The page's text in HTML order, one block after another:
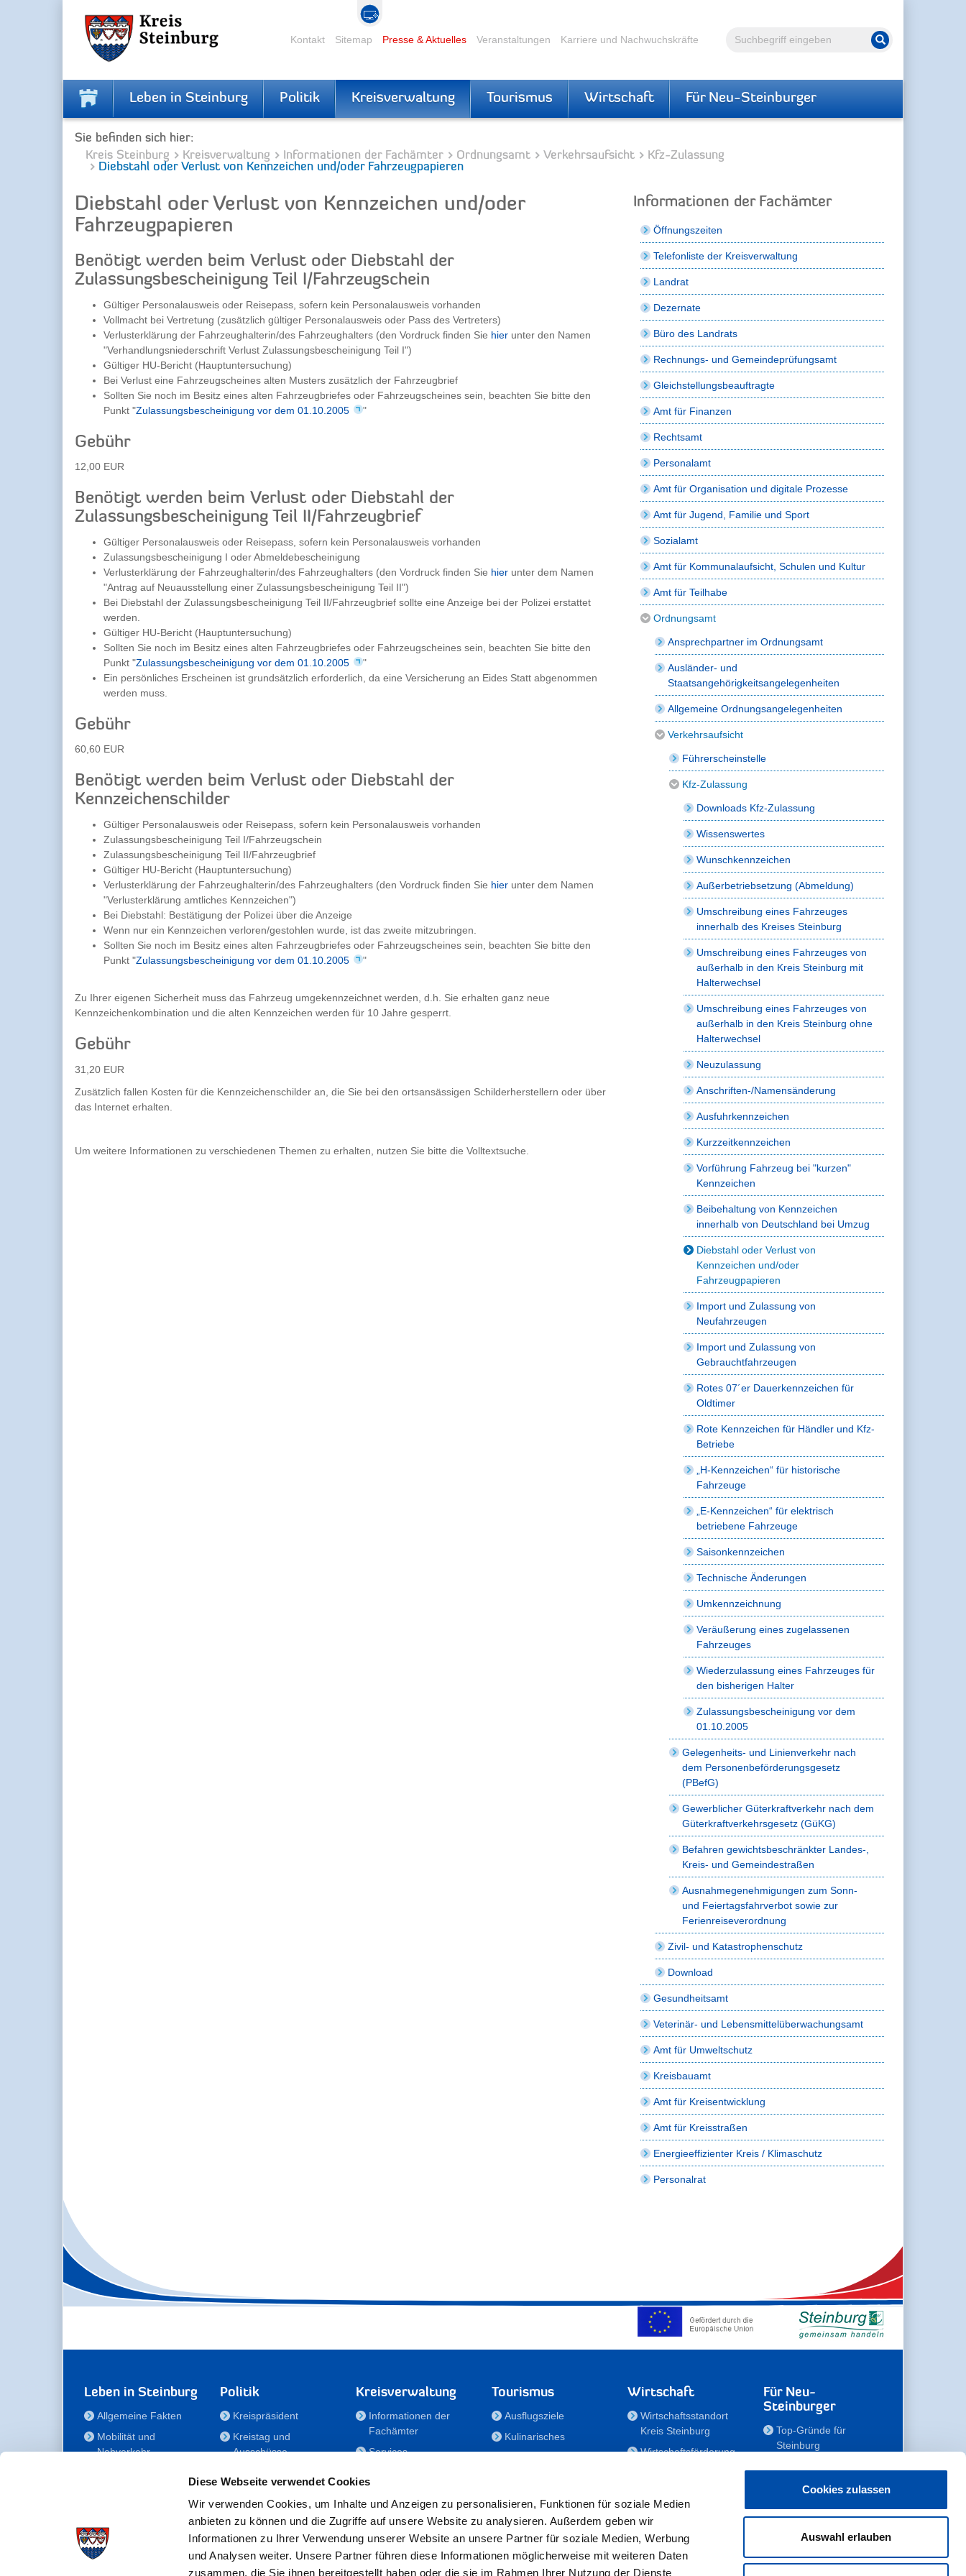
Diese Webseite verwendet Cookies
Wir verwenden Cookies, um Inhalte und Anzeigen zu personalisieren, Funktionen für soziale Medien
anbieten zu können und die Zugriffe auf unsere Website zu analysieren. Außerdem geben wir
Informationen zu Ihrer Verwendung unserer Website an unsere Partner für soziale Medien, Werbung
und Analysen weiter. Unsere Partner führen diese Informationen möglicherweise mit weiteren Daten
zusammen, die Sie ihnen bereitgestellt haben oder die sie im Rahmen Ihrer Nutzung der Dienste
Cookies zulassen
Auswahl erlauben
Volltextsuche Suche starten
Kontakt Sitemap Presse & Aktuelles Veranstaltungen Karriere und Nachwuchskräfte
Leben in Steinburg Politik Kreisverwaltung Tourismus Wirtschaft Für Neu-Steinburger
Sie befinden sich hier:
Kreis Steinburg
Kreisverwaltung Informationen der Fachämter Ordnungsamt Verkehrsaufsicht
Kfz-Zulassung
Diebstahl oder Verlust von Kennzeichen und/oder Fahrzeugpapieren
Diebstahl oder Verlust von Kennzeichen und/oder
Fahrzeugpapieren
Benötigt werden beim Verlust oder Diebstahl der
Zulassungsbescheinigung Teil I/Fahrzeugschein
Gültiger Personalausweis oder Reisepass, sofern kein Personalausweis vorhanden
Vollmacht bei Vertretung (zusätzlich gültiger Personalausweis oder Pass des Vertreters)
Verlusterklärung der Fahrzeughalterin/des Fahrzeughalters (den Vordruck finden Sie hier unter den Namen
"Verhandlungsniederschrift Verlust Zulassungsbescheinigung Teil I")
Gültiger HU-Bericht (Hauptuntersuchung)
Bei Verlust eine Fahrzeugscheines alten Musters zusätzlich der Fahrzeugbrief
Sollten Sie noch im Besitz eines alten Fahrzeugbriefes oder Fahrzeugscheines sein, beachten Sie bitte den
Punkt "Zulassungsbescheinigung vor dem 01.10.2005 "
Gebühr
12,00 EUR
Benötigt werden beim Verlust oder Diebstahl der
Zulassungsbescheinigung Teil II/Fahrzeugbrief
Gültiger Personalausweis oder Reisepass, sofern kein Personalausweis vorhanden
Zulassungsbescheinigung I oder Abmeldebescheinigung
Verlusterklärung der Fahrzeughalterin/des Fahrzeughalters (den Vordruck finden Sie hier unter dem Namen
"Antrag auf Neuausstellung einer Zulassungsbescheinigung Teil II")
Bei Diebstahl der Zulassungsbescheinigung Teil II/Fahrzeugbrief sollte eine Anzeige bei der Polizei erstattet
werden.
Gültiger HU-Bericht (Hauptuntersuchung)
Sollten Sie noch im Besitz eines alten Fahrzeugbriefes oder Fahrzeugscheines sein, beachten Sie bitte den
Punkt "Zulassungsbescheinigung vor dem 01.10.2005
"
Ein persönliches Erscheinen ist grundsätzlich erforderlich, da eine Versicherung an Eides Statt abgenommen
werden muss.
Gebühr
60,60 EUR
Benötigt werden beim Verlust oder Diebstahl der
Kennzeichenschilder
Gültiger Personalausweis oder Reisepass, sofern kein Personalausweis vorhanden
Zulassungsbescheinigung Teil I/Fahrzeugschein
Zulassungsbescheinigung Teil II/Fahrzeugbrief
Gültiger HU-Bericht (Hauptuntersuchung)
Verlusterklärung der Fahrzeughalterin/des Fahrzeughalters (den Vordruck finden Sie hier unter dem Namen
"Verlusterklärung amtliches Kennzeichen")
Bei Diebstahl: Bestätigung der Polizei über die Anzeige
Wenn nur ein Kennzeichen verloren/gestohlen wurde, ist das zweite mitzubringen.
Sollten Sie noch im Besitz eines alten Fahrzeugbriefes oder Fahrzeugscheines sein, beachten Sie bitte den
Punkt "Zulassungsbescheinigung vor dem 01.10.2005 "
Zu Ihrer eigenen Sicherheit muss das Fahrzeug umgekennzeichnet werden, d.h. Sie erhalten ganz neue
Kennzeichenkombination und die alten Kennzeichen werden für 10 Jahre gesperrt.
Gebühr
31,20 EUR
Zusätzlich fallen Kosten für die Kennzeichenschilder an, die Sie bei den ortsansässigen Schilderherstellern oder über
das Internet erhalten.
Um weitere Informationen zu verschiedenen Themen zu erhalten, nutzen Sie bitte die Volltextsuche.
Informationen der Fachämter
Öffnungszeiten
Telefonliste der Kreisverwaltung
Landrat
Dezernate
Büro des Landrats
Rechnungs- und Gemeindeprüfungsamt
Gleichstellungsbeauftragte
Amt für Finanzen
Rechtsamt
Personalamt
Amt für Organisation und digitale Prozesse
Amt für Jugend, Familie und Sport
Sozialamt
Amt für Kommunalaufsicht, Schulen und Kultur
Amt für Teilhabe
Ordnungsamt
Ansprechpartner im Ordnungsamt
Ausländer- und
Staatsangehörigkeitsangelegenheiten
Allgemeine Ordnungsangelegenheiten
Verkehrsaufsicht
Führerscheinstelle
Kfz-Zulassung
Downloads Kfz-Zulassung
Wissenswertes
Wunschkennzeichen
Außerbetriebsetzung (Abmeldung)
Umschreibung eines Fahrzeuges
innerhalb des Kreises Steinburg
Umschreibung eines Fahrzeuges von
außerhalb in den Kreis Steinburg mit
Halterwechsel
Umschreibung eines Fahrzeuges von
außerhalb in den Kreis Steinburg ohne
Halterwechsel
Neuzulassung
Anschriften-/Namensänderung
Ausfuhrkennzeichen
Kurzzeitkennzeichen
Vorführung Fahrzeug bei "kurzen"
Kennzeichen
Beibehaltung von Kennzeichen
innerhalb von Deutschland bei Umzug
Diebstahl oder Verlust von
Kennzeichen und/oder
Fahrzeugpapieren
Import und Zulassung von
Neufahrzeugen
Import und Zulassung von
Gebrauchtfahrzeugen
Rotes 07´er Dauerkennzeichen für
Oldtimer
Rote Kennzeichen für Händler und Kfz-
Betriebe
„H-Kennzeichen“ für historische
Fahrzeuge
„E-Kennzeichen“ für elektrisch
betriebene Fahrzeuge
Saisonkennzeichen
Technische Änderungen
Umkennzeichnung
Veräußerung eines zugelassenen
Fahrzeuges
Wiederzulassung eines Fahrzeuges für
den bisherigen Halter
Zulassungsbescheinigung vor dem
01.10.2005
Gelegenheits- und Linienverkehr nach
dem Personenbeförderungsgesetz
(PBefG)
Gewerblicher Güterkraftverkehr nach dem
Güterkraftverkehrsgesetz (GüKG)
Befahren gewichtsbeschränkter Landes-,
Kreis- und Gemeindestraßen
Ausnahmegenehmigungen zum Sonn-
und Feiertagsfahrverbot sowie zur
Ferienreiseverordnung
Zivil- und Katastrophenschutz
Download
Gesundheitsamt
Veterinär- und Lebensmittelüberwachungsamt
Amt für Umweltschutz
Kreisbauamt
Amt für Kreisentwicklung
Amt für Kreisstraßen
Energieeffizienter Kreis / Klimaschutz
Personalrat
Leben in Steinburg
Allgemeine Fakten
Mobilität und
Nahverkehr
Gesundheit
Bildung
Politik
Kreispräsident
Kreistag und
Ausschüsse
für Menschen mit
Behinderung
Der
Kreisseniorenbeirat
Förderstiftung
Kreisverwaltung
Informationen der
Fachämter
Services
Nachwuchskräfte
Notdienste
Bekanntmachungen
Formulare/Downloads
RSS-Feeds
Tourismus
Ausflugsziele
Kulinarisches
Veranstaltungen
Wirtschaft
Wirtschaftsstandort
Kreis Steinburg
Wirtschaftsförderung
Zahlen, Daten,
Fakten
Gewerbeflächen
Für Neu-
Steinburger
Top-Gründe für
Steinburg
Meine Immobilie
Erholen